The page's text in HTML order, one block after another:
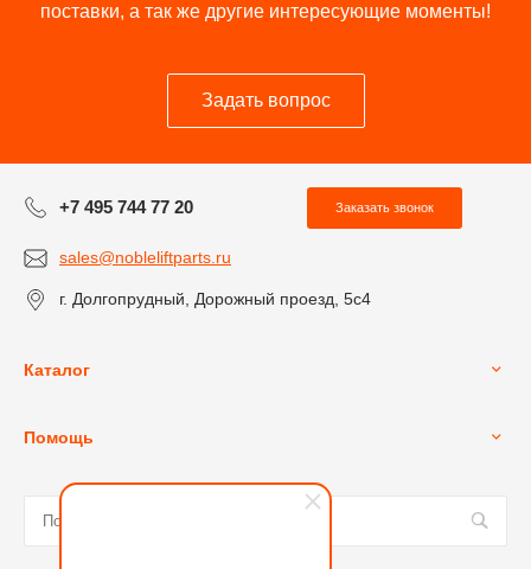
поставки, а так же другие интересующие моменты!
Задать вопрос
+7 495 744 77 20 Заказать звонок
sales@nobleliftparts.ru
г. Долгопрудный, Дорожный проезд, 5с4
Каталог
Помощь